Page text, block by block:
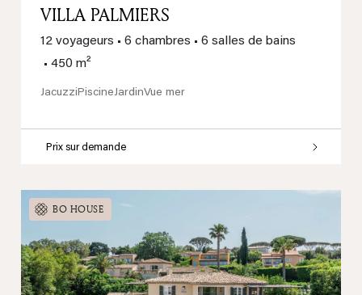
VILLA PALMIERS
12 voyageurs • 6 chambres • 6 salles de bains
• 450 m²
JacuzziPiscineJardinVue mer
Prix sur demande
BO HOUSE